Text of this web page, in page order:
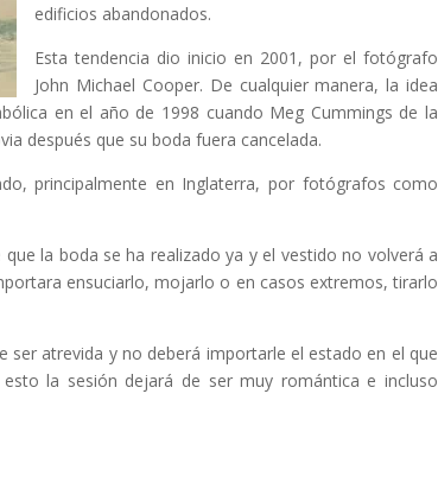
edificios abandonados.
Esta tendencia dio inicio en 2001, por el fotógrafo
John Michael Cooper. De cualquier manera, la idea
en el año de 1998 cuando Meg Cummings de la
después que su boda fuera cancelada.
principalmente en Inglaterra, por fotógrafos como
la boda se ha realizado ya y el vestido no volverá a
ensuciarlo, mojarlo o en casos extremos, tirarlo
ser atrevida y no deberá importarle el estado en el que
la sesión dejará de ser muy romántica e incluso